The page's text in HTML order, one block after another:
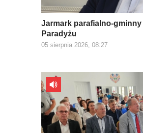
Jarmark parafialno-gminny
Paradyżu
05 sierpnia 2026, 08:27